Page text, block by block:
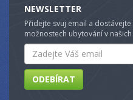
NEWSLETTER
Přidejte svuj email a
možnostech ubytování v
Email
ODEBÍRAT